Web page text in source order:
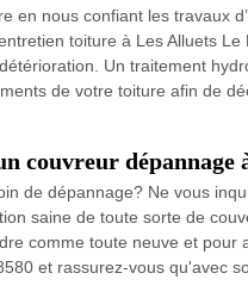
en nous confiant les travaux
toiture à Les Alluets
Un traitement
de votre toiture afin de
couvreur dépannage
de dépannage? Ne vous
saine de toute sorte de
comme toute neuve et pour
et rassurez-vous qu'avec